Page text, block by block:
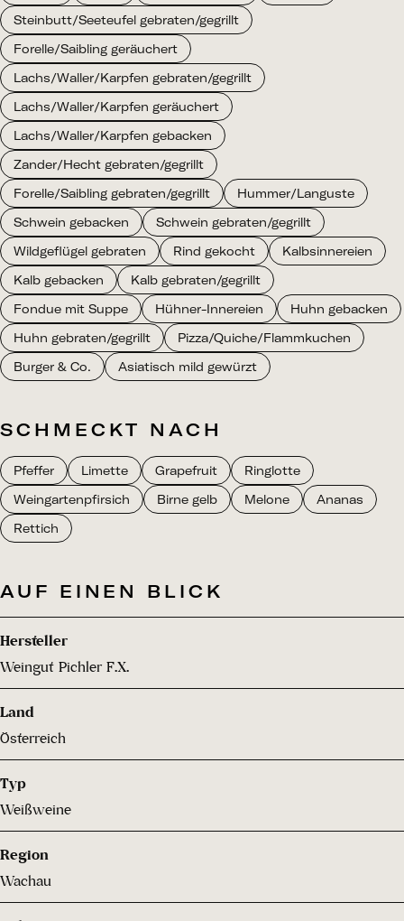
Steinbutt/Seeteufel gebraten/gegrillt
Forelle/Saibling geräuchert
Lachs/Waller/Karpfen gebraten/gegrillt
Lachs/Waller/Karpfen geräuchert
Lachs/Waller/Karpfen gebacken
Zander/Hecht gebraten/gegrillt
Forelle/Saibling gebraten/gegrillt
Hummer/Languste
Schwein gebacken
Schwein gebraten/gegrillt
Wildgeflügel gebraten
Rind gekocht
Kalbsinnereien
Kalb gebacken
Kalb gebraten/gegrillt
Fondue mit Suppe
Hühner-Innereien
Huhn gebacken
Huhn gebraten/gegrillt
Pizza/Quiche/Flammkuchen
Burger & Co.
Asiatisch mild gewürzt
SCHMECKT NACH
Pfeffer Limette Grapefruit
Ringlotte
Weingartenpfirsich
Birne gelb Melone
Ananas
Rettich
AUF EINEN BLICK
Hersteller
Weingut Pichler F.X.
Land
Österreich
Typ
Weißweine
Region
Wachau